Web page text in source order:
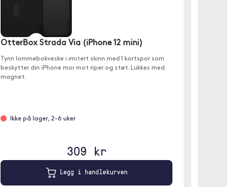
OtterBox Strada Via (iPhone 12 mini)
Tynn lommebokveske i imitert skinn med 1 kortspor som
beskytter din iPhone mor mot riper og støt. Lukkes med
magnet.
Ikke på lager, 2-6 uker
309 kr
Legg i handlekurven